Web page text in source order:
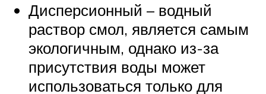
Дисперсионный – водный
раствор смол, является самым
экологичным, однако из-за
присутствия воды может
использоваться только для